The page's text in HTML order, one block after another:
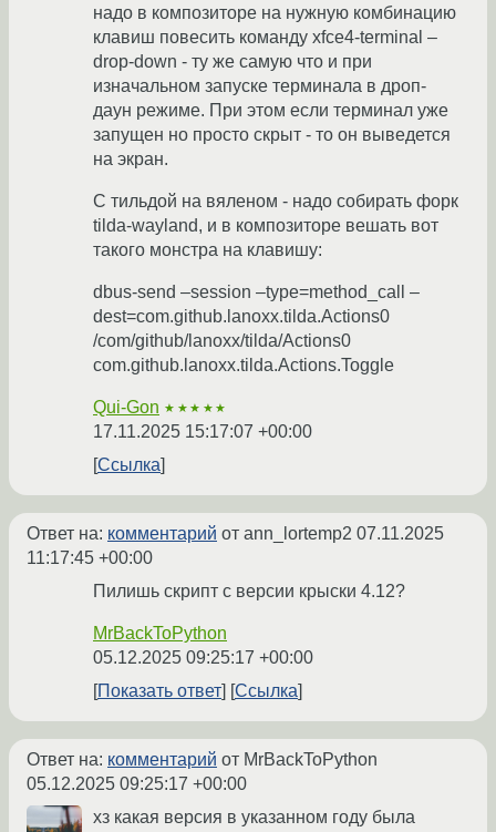
надо в композиторе на нужную комбинацию
клавиш повесить команду xfce4-terminal –
drop-down - ту же самую что и при
изначальном запуске терминала в дроп-
даун режиме. При этом если терминал уже
запущен но просто скрыт - то он выведется
на экран.
С тильдой на вяленом - надо собирать форк
tilda-wayland, и в композиторе вешать вот
такого монстра на клавишу:
dbus-send –session –type=method_call –
dest=com.github.lanoxx.tilda.Actions0
/com/github/lanoxx/tilda/Actions0
com.github.lanoxx.tilda.Actions.Toggle
Qui-Gon ★★★★★
17.11.2025 15:17:07 +00:00
Ссылка
Ответ на: комментарий от ann_lortemp2 07.11.2025
11:17:45 +00:00
Пилишь скрипт с версии крыски 4.12?
MrBackToPython
05.12.2025 09:25:17 +00:00
Показать ответ
Ссылка
Ответ на: комментарий от MrBackToPython
05.12.2025 09:25:17 +00:00
хз какая версия в указанном году была